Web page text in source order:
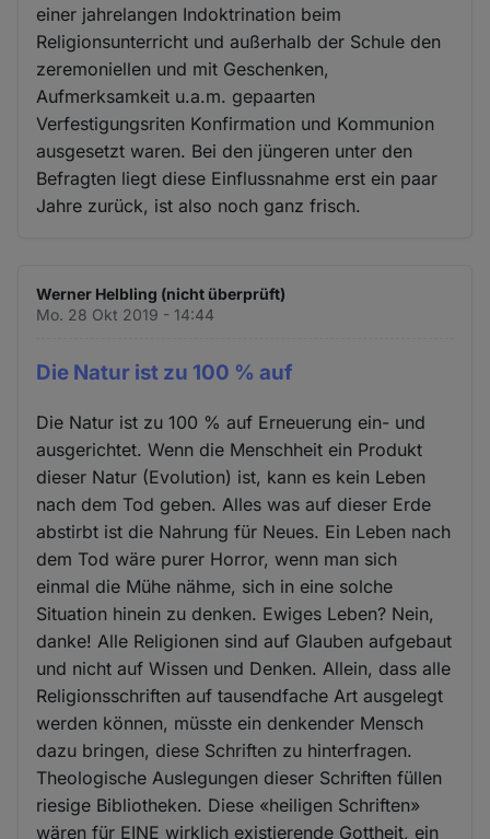
einer jahrelangen Indoktrination beim
Religionsunterricht und außerhalb der Schule den
zeremoniellen und mit Geschenken,
Aufmerksamkeit u.a.m. gepaarten
Verfestigungsriten Konfirmation und Kommunion
ausgesetzt waren. Bei den jüngeren unter den
Befragten liegt diese Einflussnahme erst ein paar
Jahre zurück, ist also noch ganz frisch.
Werner Helbling (nicht überprüft)
Mo. 28 Okt 2019 - 14:44
Die Natur ist zu 100 % auf
Die Natur ist zu 100 % auf Erneuerung ein- und
ausgerichtet. Wenn die Menschheit ein Produkt
dieser Natur (Evolution) ist, kann es kein Leben
nach dem Tod geben. Alles was auf dieser Erde
abstirbt ist die Nahrung für Neues. Ein Leben nach
dem Tod wäre purer Horror, wenn man sich
einmal die Mühe nähme, sich in eine solche
Situation hinein zu denken. Ewiges Leben? Nein,
danke! Alle Religionen sind auf Glauben aufgebaut
und nicht auf Wissen und Denken. Allein, dass alle
Religionsschriften auf tausendfache Art ausgelegt
werden können, müsste ein denkender Mensch
dazu bringen, diese Schriften zu hinterfragen.
Theologische Auslegungen dieser Schriften füllen
riesige Bibliotheken. Diese «heiligen Schriften»
wären für EINE wirklich existierende Gottheit, ein